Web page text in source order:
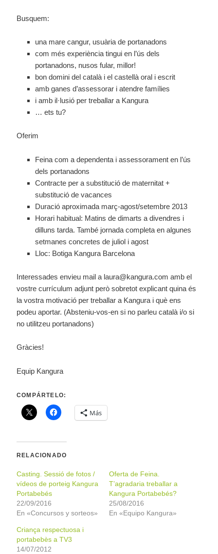
Busquem:
una mare cangur, usuària de portanadons
com més experiència tingui en l’ús dels
portanadons, nusos fular, millor!
bon domini del català i el castellà oral i escrit
amb ganes d’assessorar i atendre famílies
i amb il·lusió per treballar a Kangura
… ets tu?
Oferim
Feina com a dependenta i assessorament en l’ús
dels portanadons
Contracte per a substitució de maternitat +
substitució de vacances
Duració aproximada març-agost/setembre 2013
Horari habitual: Matins de dimarts a divendres i
dilluns tarda. També jornada completa en algunes
setmanes concretes de juliol i agost
Lloc: Botiga Kangura Barcelona
Interessades envieu mail a laura@kangura.com amb el
vostre currículum adjunt però sobretot explicant quina és
la vostra motivació per treballar a Kangura i què ens
podeu aportar. (Absteniu-vos-en si no parleu català i/o si
no utilitzeu portanadons)
Gràcies!
Equip Kangura
COMPÁRTELO:
Más
RELACIONADO
Casting. Sessió de fotos /
vídeos de porteig Kangura
Portabebés
22/09/2016
En «Concursos y sorteos»
Oferta de Feina.
T’agradaria treballar a
Kangura Portabebés?
25/08/2016
En «Equipo Kangura»
Criança respectuosa i
portabebès a TV3
14/07/2012